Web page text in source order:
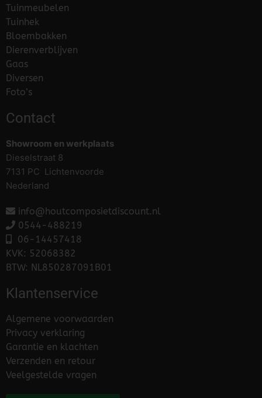
Tuinmeubelen
Tuinhek
Bloembakken
Dierenverblijven
Gaas
Diversen
Foto’s
Contact
Showroom en werkplaats
Dieselstraat 8
7131 PC Lichtenvoorde
Nederland
info@houtcomposietdiscount.nl
0544-488219
06- 14457418
KVK: 52068382
BTW: NL850287091B01
Klantenservice
Algemene voorwaarden
Privacy verklaring
Garantie en klachten
Verzenden en retour
Veelgestelde vragen